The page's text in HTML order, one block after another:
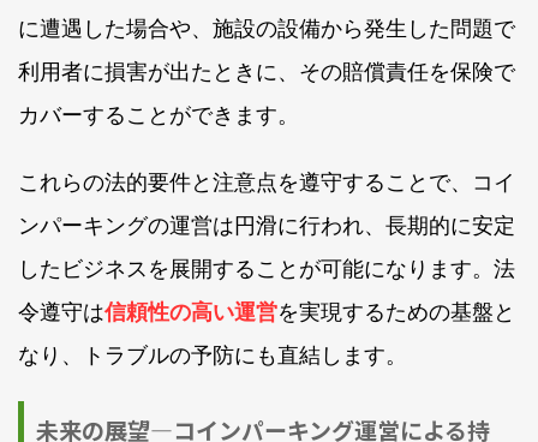
に遭遇した場合や、施設の設備から発生した問題で
利用者に損害が出たときに、その賠償責任を保険で
カバーすることができます。
これらの法的要件と注意点を遵守することで、コイ
ンパーキングの運営は円滑に行われ、長期的に安定
したビジネスを展開することが可能になります。法
令遵守は信頼性の高い運営を実現するための基盤と
なり、トラブルの予防にも直結します。
未来の展望—コインパーキング運営による持